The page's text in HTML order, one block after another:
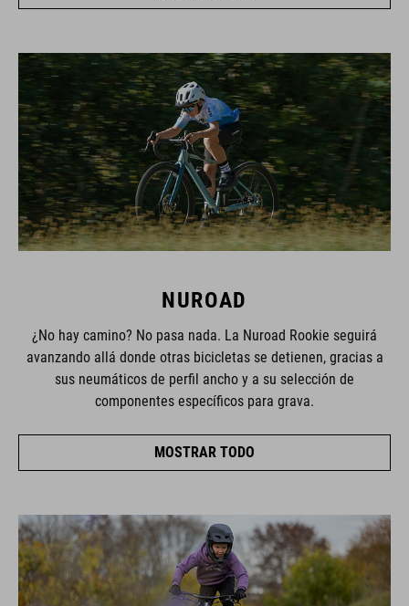
NUROAD
¿No hay camino? No pasa nada. La Nuroad Rookie seguirá
avanzando allá donde otras bicicletas se detienen, gracias a
sus neumáticos de perfil ancho y a su selección de
componentes específicos para grava.
MOSTRAR TODO